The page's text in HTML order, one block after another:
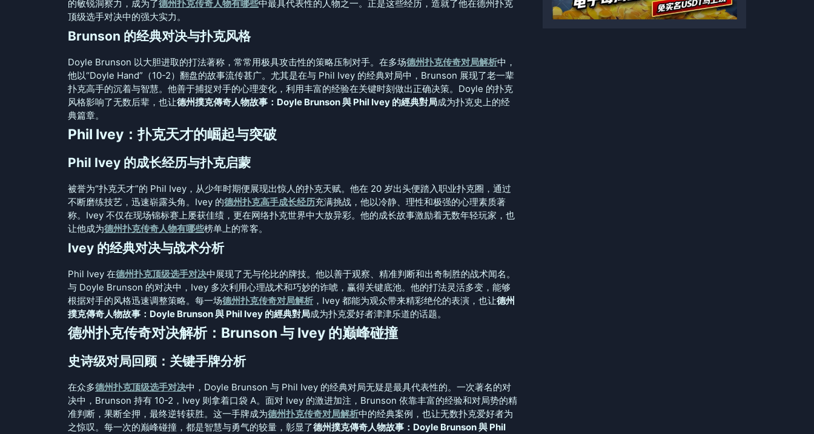
的敏锐洞察力，成为了德州扑克传奇人物有哪些中最具代表性的人物之一。正是这些经历，造就了他在德州扑克
顶级选手对决中的强大实力。
Brunson 的经典对决与扑克风格
Doyle Brunson 以大胆进取的打法著称，常常用极具攻击性的策略压制对手。在多场德州扑克传奇对局解析中，
他以“Doyle Hand”（10-2）翻盘的故事流传甚广。尤其是在与 Phil Ivey 的经典对局中，Brunson 展现了老一辈
扑克高手的沉着与智慧。他善于捕捉对手的心理变化，利用丰富的经验在关键时刻做出正确决策。Doyle 的扑克
风格影响了无数后辈，也让德州撲克傳奇人物故事：Doyle Brunson 與 Phil Ivey 的經典對局成为扑克史上的经
典篇章。
Phil Ivey：扑克天才的崛起与突破
Phil Ivey 的成长经历与扑克启蒙
被誉为“扑克天才”的 Phil Ivey，从少年时期便展现出惊人的扑克天赋。他在 20 岁出头便踏入职业扑克圈，通过
不断磨练技艺，迅速崭露头角。Ivey 的德州扑克高手成长经历充满挑战，他以冷静、理性和极强的心理素质著
称。Ivey 不仅在现场锦标赛上屡获佳绩，更在网络扑克世界中大放异彩。他的成长故事激励着无数年轻玩家，也
让他成为德州扑克传奇人物有哪些榜单上的常客。
Ivey 的经典对决与战术分析
Phil Ivey 在德州扑克顶级选手对决中展现了无与伦比的牌技。他以善于观察、精准判断和出奇制胜的战术闻名。
与 Doyle Brunson 的对决中，Ivey 多次利用心理战术和巧妙的诈唬，赢得关键底池。他的打法灵活多变，能够
根据对手的风格迅速调整策略。每一场德州扑克传奇对局解析 ，Ivey 都能为观众带来精彩绝伦的表演，也让德州
撲克傳奇人物故事：Doyle Brunson 與 Phil Ivey 的經典對局成为扑克爱好者津津乐道的话题。
德州扑克传奇对决解析：Brunson 与 Ivey 的巅峰碰撞
史诗级对局回顾：关键手牌分析
在众多德州扑克顶级选手对决中，Doyle Brunson 与 Phil Ivey 的经典对局无疑是最具代表性的。一次著名的对
决中，Brunson 持有 10-2，Ivey 则拿着口袋 A。面对 Ivey 的激进加注，Brunson 依靠丰富的经验和对局势的精
准判断，果断全押，最终逆转获胜。这一手牌成为德州扑克传奇对局解析中的经典案例，也让无数扑克爱好者为
之惊叹。每一次的巅峰碰撞，都是智慧与勇气的较量，彰显了德州撲克傳奇人物故事：Doyle Brunson 與 Phil